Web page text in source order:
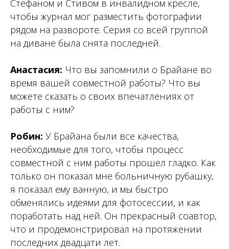
Стефаном и Стивом в инвалидном кресле,
чтобы журнал мог разместить фотографии
рядом на развороте. Серия со всей группой
на диване была снята последней.
Анастасия: Что вы запомнили о Брайане во
время вашей совместной работы? Что вы
можете сказать о своих впечатлениях от
работы с ним?
Робин: У Брайана были все качества,
необходимые для того, чтобы процесс
совместной с ним работы прошел гладко. Как
только он показал мне больничную рубашку,
я показал ему ванную, и мы быстро
обменялись идеями для фотосессии, и как
поработать над ней. Он прекрасный соавтор,
что и продемонстрировал на протяжении
последних двадцати лет.